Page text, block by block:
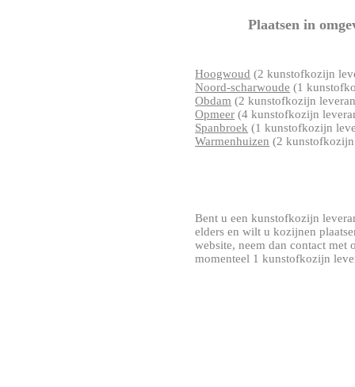
Plaatsen in
Hoogwoud (2 kunstofkozijn
Noord-scharwoude (1
Obdam (2 kunstofkozijn
Opmeer (4 kunstofkozijn
Spanbroek (1 kunstofkozijn
Warmenhuizen (2
Bent u een kunstofkozijn
elders en wilt u kozijnen
website, neem dan contact met
momenteel 1 kunstofkozijn